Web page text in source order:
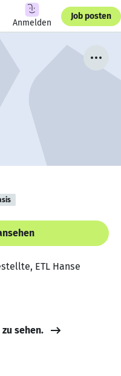
Anmelden
Job posten
ETL Hanse
sehen.